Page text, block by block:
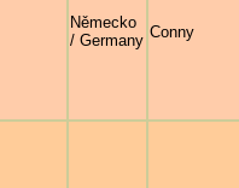
Německo
/ Germany Conny